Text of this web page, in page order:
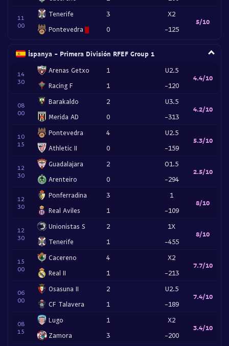
11
00
Tenerife
Pontevedra
3
0
X2
-125
5/10
İspanya - Primera División RFEF Group 1
14
30
Arenas Getxo
Racing F
1
1
U2.5
-120
4.4/10
08
00
Barakaldo
Merida AD
2
0
U3.5
-313
4.2/10
10
15
Pontevedra
Athletic II
4
0
U2.5
-159
5.3/10
12
30
Guadalajara
Arenteiro
2
0
O1.5
-294
2.5/10
12
30
Ponferradina
Real Aviles
3
1
1
-109
8/10
12
30
Unionistas S
Tenerife
2
1
1X
-455
8/10
15
00
Cacereno
Real II
4
1
X2
-213
7.7/10
06
00
Osasuna II
CF Talavera
2
1
U2.5
-189
7.4/10
08
15
Lugo
Zamora
1
3
X2
-200
3.4/10